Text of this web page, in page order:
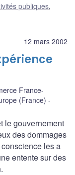
publiques,
12 mars 2002
France-
(France)
le gouvernement
des dommages
les a
entente sur des